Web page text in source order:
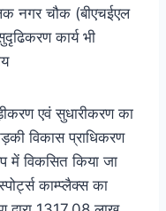
नगर चौक (बीएचईएल
कार्य भी
एवं सुधारीकरण का
विकास प्राधिकरण
विकसित किया जा
काम्प्लैक्स का